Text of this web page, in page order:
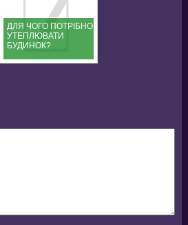
ДЛЯ ЧОГО ПОТРІБНО
УТЕПЛЮВАТИ
БУДИНОК?